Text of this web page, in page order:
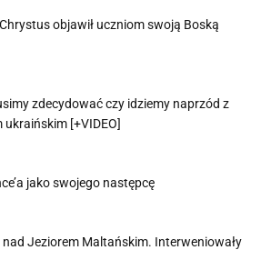
objawił uczniom swoją Boską
zdecydować czy idziemy naprzód z
[+VIDEO]
jako swojego następcę
Jeziorem Maltańskim. Interweniowały